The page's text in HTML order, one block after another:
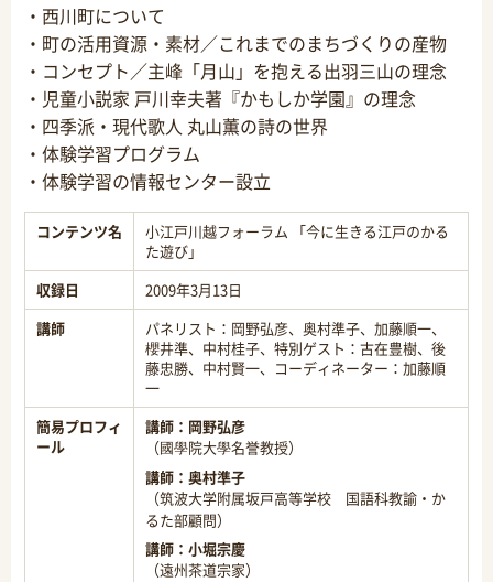
・西川町について
・町の活用資源・素材／これまでのまちづくりの産物
・コンセプト／主峰「月山」を抱える出羽三山の理念
・児童小説家 戸川幸夫著『かもしか学園』の理念
・四季派・現代歌人 丸山薫の詩の世界
・体験学習プログラム
・体験学習の情報センター設立
コンテンツ名
小江戸川越フォーラム 「今に生きる江戸のかる
た遊び」
収録日
2009年3月13日
講師
パネリスト：岡野弘彦、奥村準子、加藤順一、
櫻井準、中村桂子、特別ゲスト：古在豊樹、後
藤忠勝、中村賢一、コーディネーター：加藤順
一
簡易プロフィ
ール
講師： 岡野弘彦
（國學院大學名誉教授）
講師： 奥村準子
（筑波大学附属坂戸高等学校 国語科教諭・か
るた部顧問）
講師： 小堀宗慶
（遠州茶道宗家）